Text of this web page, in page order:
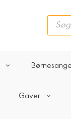
search
Børnesange
Gaver